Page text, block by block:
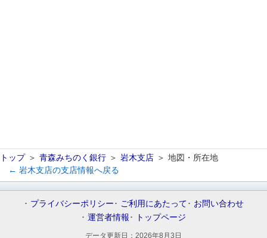
トップ 青森みちのく銀行 岩木支店
地図・所在地
← 岩木支店の支店情報へ戻る
プライバシーポリシー ご利用にあたって
お問い合わせ
運営者情報
トップページ
データ更新日： 2026年8月3日